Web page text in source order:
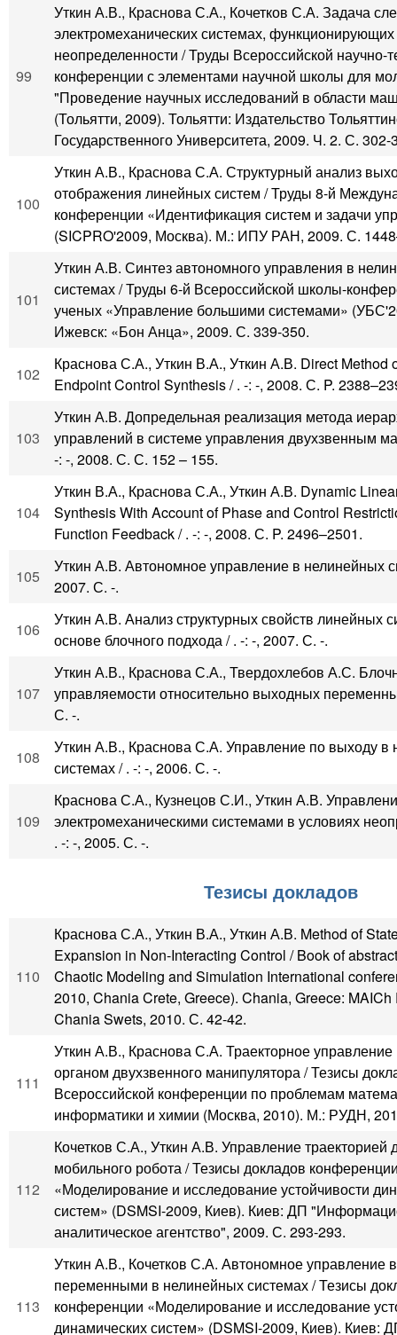
99
Уткин А.В., Краснова С.А., Кочетков С.А. Задача
электромеханических системах,
неопределенности / Труды Всероссийской научно-
конференции с элементами научной школы для
"Проведение научных исследований в области
(Тольятти, 2009). Тольятти: Издательство
Государственного Университета, 2009. Ч. 2. С. 302-
100
Уткин А.В., Краснова С.А. Структурный анализ
отображения линейных систем / Труды 8-й
конференции «Идентификация систем и задачи
(SICPRO'2009, Москва). М.: ИПУ РАН, 2009. С.
101
Уткин А.В. Синтез автономного управления в
системах / Труды 6-й Всероссийской школы-
ученых «Управление большими системами»
Ижевск: «Бон Анца», 2009. С. 339-350.
102
Краснова С.А., Уткин В.А., Уткин А.В. Direct Method
Endpoint Control Synthesis / . -: -, 2008. С. P.
103
Уткин А.В. Допредельная реализация метода
управлений в системе управления двухзвенным
-: -, 2008. С. С. 152 – 155.
104
Уткин В.А., Краснова С.А., Уткин А.В. Dynamic
Synthesis With Account of Phase and Control
Function Feedback / . -: -, 2008. С. P. 2496–2501.
105
Уткин А.В. Автономное управление в нелинейных
2007. С. -.
106
Уткин А.В. Анализ структурных свойств линейных
основе блочного подхода / . -: -, 2007. С. -.
107
Уткин А.В., Краснова С.А., Твердохлебов А.С.
управляемости относительно выходных
С. -.
108
Уткин А.В., Краснова С.А. Управление по выходу в
системах / . -: -, 2006. С. -.
109
Краснова С.А., Кузнецов С.И., Уткин А.В.
электромеханическими системами в условиях
. -: -, 2005. С. -.
Тезисы докладов
110
Краснова С.А., Уткин В.А., Уткин А.В. Method of
Expansion in Non-Interacting Control / Book of
Chaotic Modeling and Simulation International
2010, Chania Crete, Greece). Chania, Greece: MAICh
Chania Swets, 2010. С. 42-42.
111
Уткин А.В., Краснова С.А. Траекторное
органом двухзвенного манипулятора / Тезисы
Всероссийской конференции по проблемам
информатики и химии (Москва, 2010). М.: РУДН,
112
Кочетков С.А., Уткин А.В. Управление траекторией
мобильного робота / Тезисы докладов
«Моделирование и исследование устойчивости
систем» (DSMSI-2009, Киев). Киев: ДП
аналитическое агентство", 2009. С. 293-293.
113
Уткин А.В., Кочетков С.А. Автономное управление
переменными в нелинейных системах / Тезисы
конференции «Моделирование и исследование
динамических систем» (DSMSI-2009, Киев). Киев: